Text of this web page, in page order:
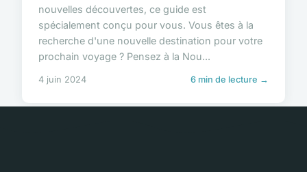
nouvelles découvertes, ce guide est
spécialement conçu pour vous. Vous êtes à la
recherche d'une nouvelle destination pour votre
prochain voyage ? Pensez à la Nou...
4 juin 2024 6 min de lecture →